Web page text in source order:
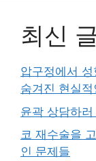
최신
압구정에서
숨겨진 현실적
윤곽 상담하
코 재수술을
인 문제들